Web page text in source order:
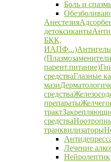
Боль и
Анестезия
детоксиканты
БКК,
ИАПФ...)
парент.питание)
средстваГлазные
мази
средства
препараты
тракт
средства
транквилизаторы
Лечение
Нейролептик